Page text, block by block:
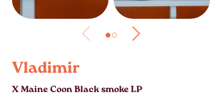
Vladimir
X Maine Coon Black smoke LP